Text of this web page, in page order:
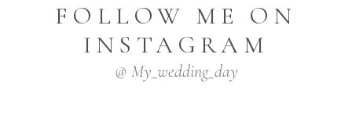
FOLLOW ME ON
INSTAGRAM
@ My_wedding_day